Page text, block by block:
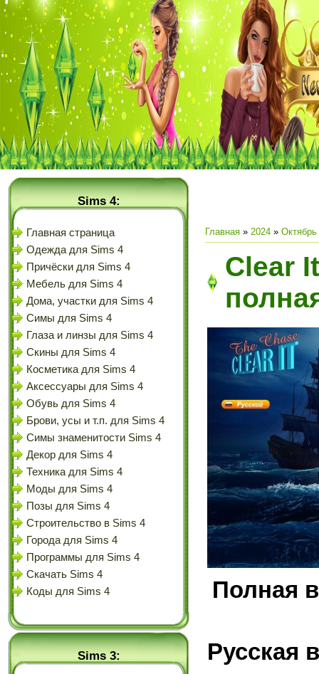
Sims 4:
Главная страница
Одежда для Sims 4
Причёски для Sims 4
Мебель для Sims 4
Дома, участки для Sims 4
Симы для Sims 4
Глаза и линзы для Sims 4
Скины для Sims 4
Косметика для Sims 4
Аксессуары для Sims 4
Обувь для Sims 4
Брови, усы и т.п. для Sims 4
Симы знаменитости Sims 4
Декор для Sims 4
Техника для Sims 4
Моды для Sims 4
Позы для Sims 4
Строительство в Sims 4
Города для Sims 4
Программы для Sims 4
Скачать Sims 4
Коды для Sims 4
Sims 3:
Главная » 2024 » Октябрь
Clear
Полная
Русская